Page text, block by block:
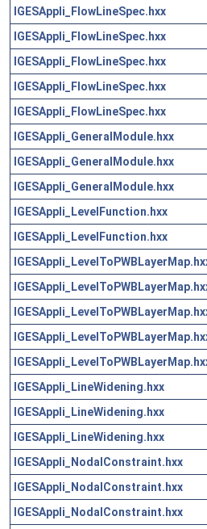
IGESAppli_FlowLineSpec.hxx
IGESAppli_FlowLineSpec.hxx
IGESAppli_FlowLineSpec.hxx
IGESAppli_FlowLineSpec.hxx
IGESAppli_FlowLineSpec.hxx
IGESAppli_GeneralModule.hxx
IGESAppli_GeneralModule.hxx
IGESAppli_GeneralModule.hxx
IGESAppli_LevelFunction.hxx
IGESAppli_LevelFunction.hxx
IGESAppli_LineWidening.hxx
IGESAppli_LineWidening.hxx
IGESAppli_LineWidening.hxx
IGESAppli_NodalConstraint.hxx
IGESAppli_NodalConstraint.hxx
IGESAppli_NodalConstraint.hxx